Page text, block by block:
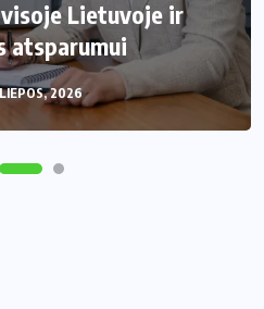
Lietuvoje ir
atsparumui
2026